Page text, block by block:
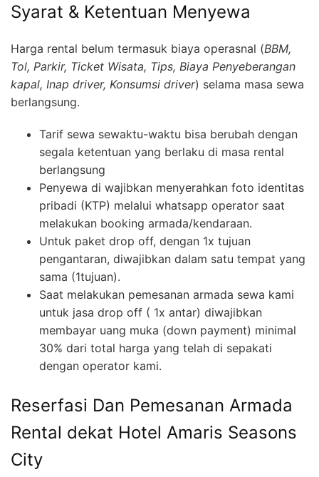
Syarat & Ketentuan Menyewa
Harga rental belum termasuk biaya operasnal (BBM,
Tol, Parkir, Ticket Wisata, Tips, Biaya Penyeberangan
kapal, Inap driver, Konsumsi driver) selama masa sewa
berlangsung.
Tarif sewa sewaktu-waktu bisa berubah dengan
segala ketentuan yang berlaku di masa rental
berlangsung
Penyewa di wajibkan menyerahkan foto identitas
pribadi (KTP) melalui whatsapp operator saat
melakukan booking armada/kendaraan.
Untuk paket drop off, dengan 1x tujuan
pengantaran, diwajibkan dalam satu tempat yang
sama (1tujuan).
Saat melakukan pemesanan armada sewa kami
untuk jasa drop off ( 1x antar) diwajibkan
membayar uang muka (down payment) minimal
30% dari total harga yang telah di sepakati
dengan operator kami.
Reserfasi Dan Pemesanan Armada
Rental dekat Hotel Amaris Seasons
City